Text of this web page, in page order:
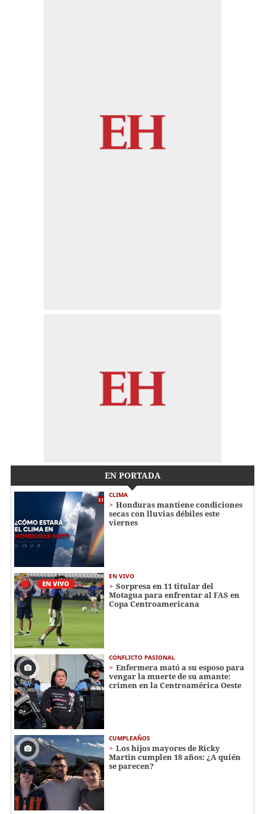
EN PORTADA
CLIMA
Honduras mantiene condiciones
secas con lluvias débiles este
viernes
EN VIVO
Sorpresa en 11 titular del
Motagua para enfrentar al FAS en
Copa Centroamericana
CONFLICTO PASIONAL
Enfermera mató a su esposo para
vengar la muerte de su amante:
crimen en la Centroamérica Oeste
CUMPLEAÑOS
Los hijos mayores de Ricky
Martin cumplen 18 años: ¿A quién
se parecen?